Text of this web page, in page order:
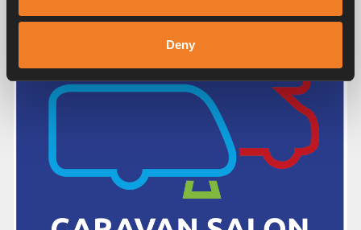
Deny